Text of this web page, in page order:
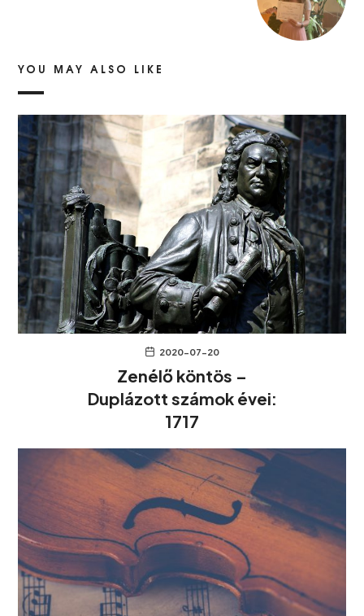
YOU MAY ALSO LIKE
2020-07-20
Zenélő köntös –
Duplázott számok évei:
1717